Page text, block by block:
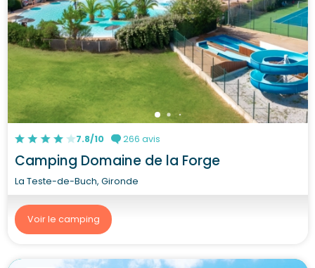
7.8/10 266 avis
Camping Domaine de la Forge
La Teste-de-Buch, Gironde
Voir le camping